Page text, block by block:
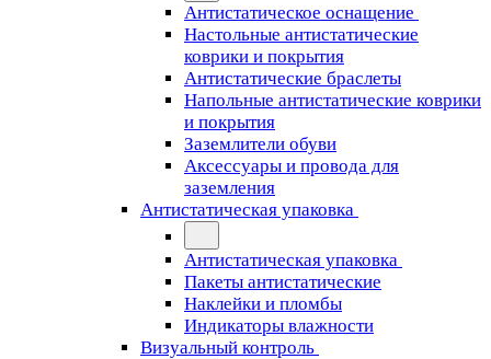
Антистатическое оснащение
Настольные антистатические
коврики и покрытия
Антистатические браслеты
Напольные антистатические коврики
и покрытия
Заземлители обуви
Аксессуары и провода для
заземления
Антистатическая упаковка
Антистатическая упаковка
Пакеты антистатические
Наклейки и пломбы
Индикаторы влажности
Визуальный контроль